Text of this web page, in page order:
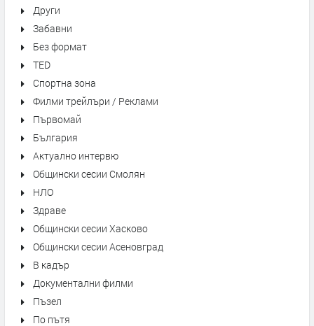
Други
Забавни
Без формат
TED
Спортна зона
Филми трейлъри / Реклами
Първомай
България
Актуално интервю
Общински сесии Смолян
НЛО
Здраве
Общински сесии Хасково
Общински сесии Асеновград
В кадър
Документални филми
Пъзел
По пътя